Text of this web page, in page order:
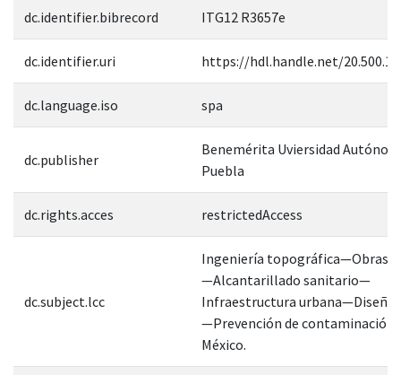
dc.identifier.bibrecord ITG12 R3657e
dc.identifier.uri https://hdl.handle.net/
dc.language.iso spa
dc.publisher
Benemérita Uviersidad
Puebla
dc.rights.acces restrictedAccess
dc.subject.lcc
Ingeniería topográfica—Obras
—Alcantarillado sanitario—
Infraestructura urbana—Diseño
—Prevención de
México.